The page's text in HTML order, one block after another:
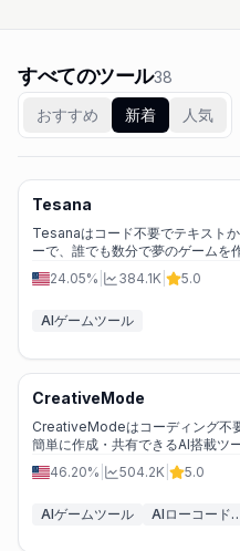
すべてのツール38
おすすめ
新着 人気
Tesana
Tesanaはコード不要でテキスト
ーで、誰でも数分で夢のゲームを
24.05%
384.1K 5.0
AIゲームツール
CreativeMode
CreativeModeはコーディング不
簡単に作成・共有できるAI搭載ツ
46.20%
504.2K 5.0
AIゲームツール AIローコード・ノ